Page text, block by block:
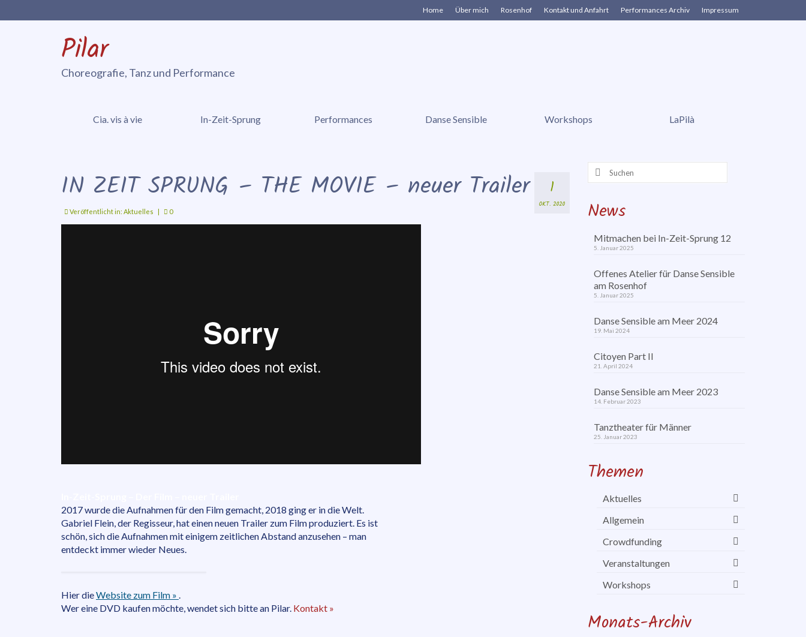
Home Über mich Rosenhof Kontakt und Anfahrt Performances Archiv Impressum
Pilar
Choreografie, Tanz und Performance
Cia. vis à vie In-Zeit-Sprung Performances Danse Sensible Workshops LaPilà
1
OKT. 2020
IN ZEIT SPRUNG – THE MOVIE – neuer Trailer
Veröffentlicht in: Aktuelles | 0
2017 wurde die Aufnahmen für den Film gemacht, 2018 ging er in die Welt.
Gabriel Flein, der Regisseur, hat einen neuen Trailer zum Film produziert. Es ist
schön, sich die Aufnahmen mit einigem zeitlichen Abstand anzusehen – man
entdeckt immer wieder Neues.
Hier dieWebsite zum Film » .
Wer eine DVD kaufen möchte, wendet sich bitte an Pilar. Kontakt »
Suchen
nach:
News
Mitmachen bei In-Zeit-Sprung 12
5. Januar 2025
Offenes Atelier für Danse Sensible
am Rosenhof
5. Januar 2025
Danse Sensible am Meer 2024
19. Mai 2024
Citoyen Part II
21. April 2024
Danse Sensible am Meer 2023
14. Februar 2023
Tanztheater für Männer
25. Januar 2023
Themen
Aktuelles
Allgemein
Crowdfunding
Veranstaltungen
Workshops
Monats-Archiv